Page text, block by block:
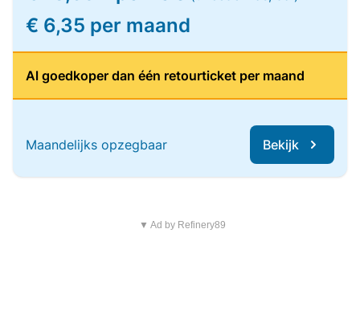
€ 6,35 per maand
Al goedkoper dan één retourticket per maand
Maandelijks opzegbaar Bekijk
▼ Ad by Refinery89